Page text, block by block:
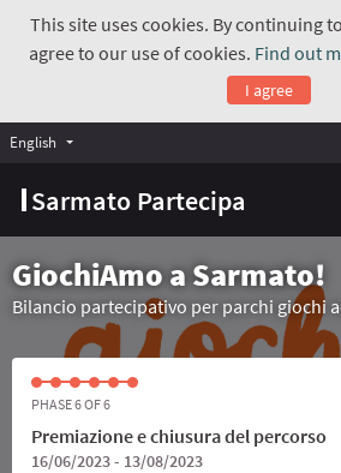
This site uses cookies. By continuing
agree to our use of cookies. Find out
I agree
Sarmato Partecipa
English Choose language
GiochiAmo a Sarmato!
Bilancio partecipativo per parchi giochi
PHASE 6 OF 6
Premiazione e chiusura del percorso
16/06/2023 - 13/08/2023